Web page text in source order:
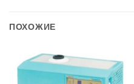
ПОХОЖИЕ